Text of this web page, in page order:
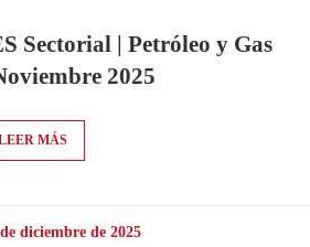
Sectorial | Petróleo y Gas
2025
MÁS
diciembre de 2025